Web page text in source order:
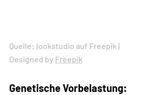
Quelle: lookstudio auf Freepik |
Designed by Freepik
Genetische Vorbelastung: